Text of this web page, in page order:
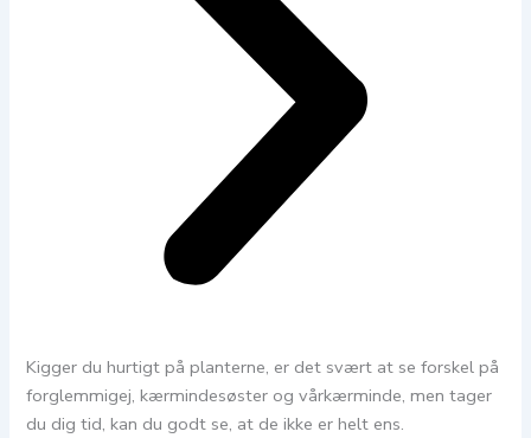
Kigger du hurtigt på planterne, er det svært at se forskel på
forglemmigej, kærmindesøster og vårkærminde, men tager
du dig tid, kan du godt se, at de ikke er helt ens.